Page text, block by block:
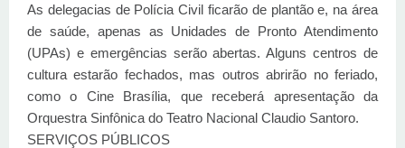
As delegacias de Polícia Civil ficarão de plantão e, na área
de saúde, apenas as Unidades de Pronto Atendimento
(UPAs) e emergências serão abertas. Alguns centros de
cultura estarão fechados, mas outros abrirão no feriado,
como o Cine Brasília, que receberá apresentação da
Orquestra Sinfônica do Teatro Nacional Claudio Santoro.
SERVIÇOS PÚBLICOS